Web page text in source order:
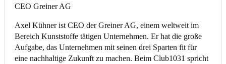
CEO Greiner AG
Axel Kühner ist CEO der Greiner AG, einem weltweit im
Bereich Kunststoffe tätigen Unternehmen. Er hat die große
Aufgabe, das Unternehmen mit seinen drei Sparten fit für
eine nachhaltige Zukunft zu machen. Beim Club1031 spricht